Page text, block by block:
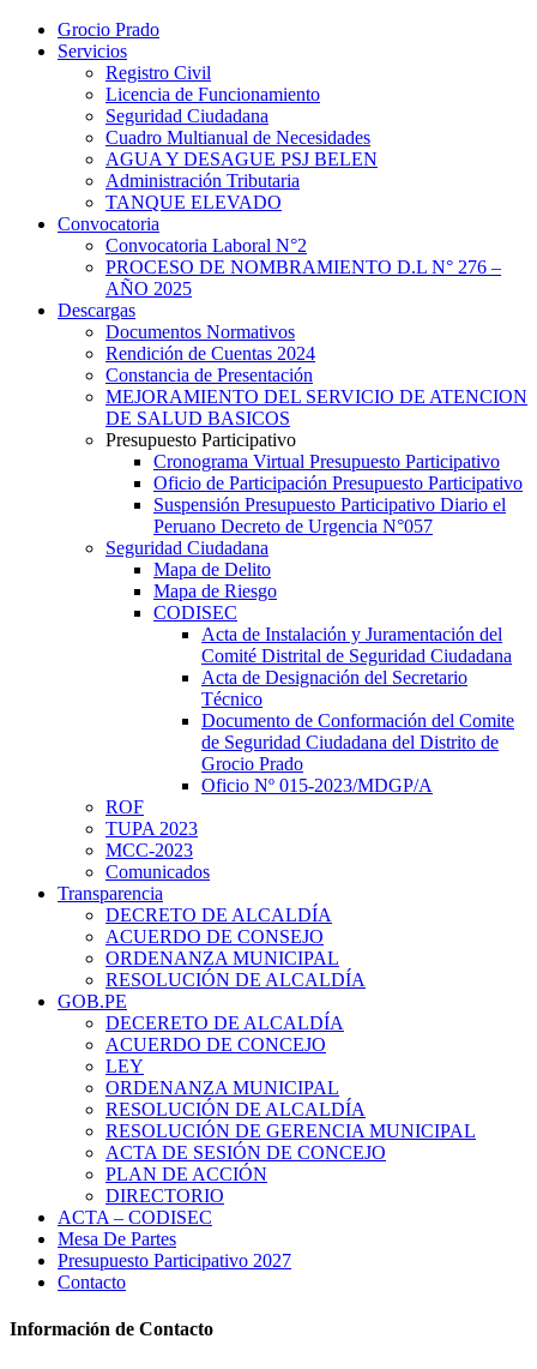
Grocio Prado
Servicios
Registro Civil
Licencia de Funcionamiento
Seguridad Ciudadana
Cuadro Multianual de Necesidades
AGUA Y DESAGUE PSJ BELEN
Administración Tributaria
TANQUE ELEVADO
Convocatoria
Convocatoria Laboral N°2
PROCESO DE NOMBRAMIENTO D.L N° 276 –
AÑO 2025
Descargas
Documentos Normativos
Rendición de Cuentas 2024
Constancia de Presentación
MEJORAMIENTO DEL SERVICIO DE ATENCION
DE SALUD BASICOS
Presupuesto Participativo
Cronograma Virtual Presupuesto Participativo
Oficio de Participación Presupuesto Participativo
Suspensión Presupuesto Participativo Diario el
Peruano Decreto de Urgencia N°057
Seguridad Ciudadana
Mapa de Delito
Mapa de Riesgo
CODISEC
Acta de Instalación y Juramentación del
Comité Distrital de Seguridad Ciudadana
Acta de Designación del Secretario
Técnico
Documento de Conformación del Comite
de Seguridad Ciudadana del Distrito de
Grocio Prado
Oficio Nº 015-2023/MDGP/A
ROF
TUPA 2023
MCC-2023
Comunicados
Transparencia
DECRETO DE ALCALDÍA
ACUERDO DE CONSEJO
ORDENANZA MUNICIPAL
RESOLUCIÓN DE ALCALDÍA
GOB.PE
DECERETO DE ALCALDÍA
ACUERDO DE CONCEJO
LEY
ORDENANZA MUNICIPAL
RESOLUCIÓN DE ALCALDÍA
RESOLUCIÓN DE GERENCIA MUNICIPAL
ACTA DE SESIÓN DE CONCEJO
PLAN DE ACCIÓN
DIRECTORIO
ACTA – CODISEC
Mesa De Partes
Presupuesto Participativo 2027
Contacto
Información de Contacto